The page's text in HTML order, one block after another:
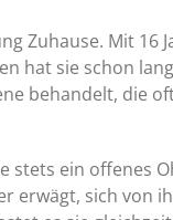
Zuhause. Mit 16
hat sie schon
behandelt, die
stets ein offenes
erwägt, sich von